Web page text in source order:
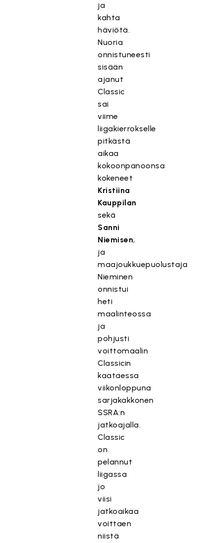
ja
kahta
häviötä.
Nuoria
onnistuneesti
sisään
ajanut
Classic
sai
viime
liigakierrokselle
pitkästä
aikaa
kokoonpanoonsa
kokeneet
Kristiina
Kauppilan
sekä
Sanni
Niemisen,
ja
maajoukkuepuolustaja
Nieminen
onnistui
heti
maalinteossa
ja
pohjusti
voittomaalin
Classicin
kaataessa
viikonloppuna
sarjakakkonen
SSRA:n
jatkoajalla.
Classic
on
pelannut
liigassa
jo
viisi
jatkoaikaa
voittaen
niistä